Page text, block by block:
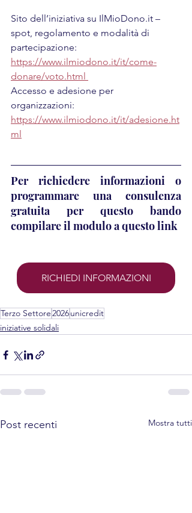
Sito dell’iniziativa su IlMioDono.it –
spot, regolamento e modalità di
partecipazione:
https://www.ilmiodono.it/it/come-
donare/voto.html
Accesso e adesione per
organizzazioni:
https://www.ilmiodono.it/it/adesione.ht
ml
Per richiedere informazioni o
programmare una consulenza
gratuita per questo bando
compilare il modulo a questo link
RICHIEDI INFORMAZIONI
Terzo Settore2026unicredit
iniziative solidali
Post recenti Mostra tutti